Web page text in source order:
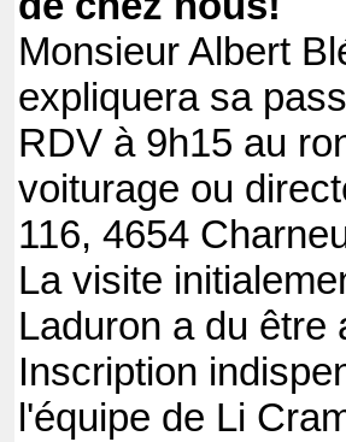
Monsieur Albert
expliquera sa
RDV à 9h15 au
voiturage ou
116, 4654
La visite
Laduron a du être
Inscription
l'équipe de Li